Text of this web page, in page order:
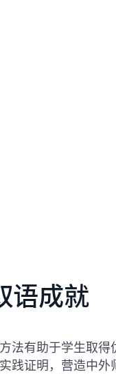
语成就
法有助于学生取
践证明，营造中